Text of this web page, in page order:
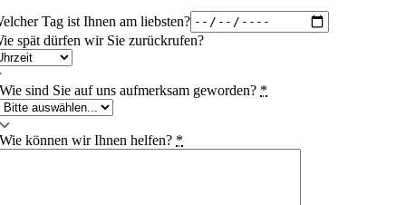
Tag ist Ihnen am liebsten?
spät dürfen wir Sie zurückrufen?
Wie sind Sie auf uns aufmerksam geworden? *
Wie können wir Ihnen helfen? *